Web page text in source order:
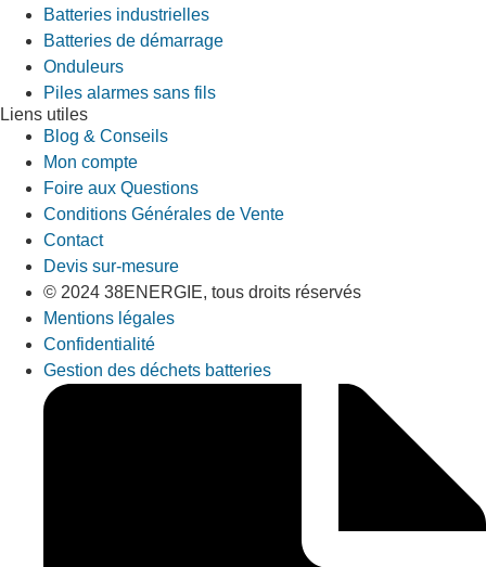
Batteries industrielles
Batteries de démarrage
Onduleurs
Piles alarmes sans fils
Liens utiles
Blog & Conseils
Mon compte
Foire aux Questions
Conditions Générales de Vente
Contact
Devis sur-mesure
© 2024 38ENERGIE, tous droits réservés
Mentions légales
Confidentialité
Gestion des déchets batteries